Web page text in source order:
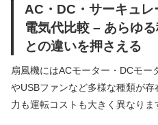
AC・DC・サーキュ
電気代比較 – あらゆ
との違いを押さえる
扇風機にはACモーター・DCモー
やUSBファンなど多様な種類が
力も運転コストも大きく異なりま